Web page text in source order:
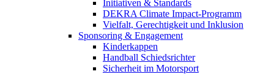
Initiativen & Standards
DEKRA Climate Impact-Programm
Vielfalt, Gerechtigkeit und Inklusion​
Sponsoring & Engagement
Kinderkappen
Handball Schiedsrichter
Sicherheit im Motorsport